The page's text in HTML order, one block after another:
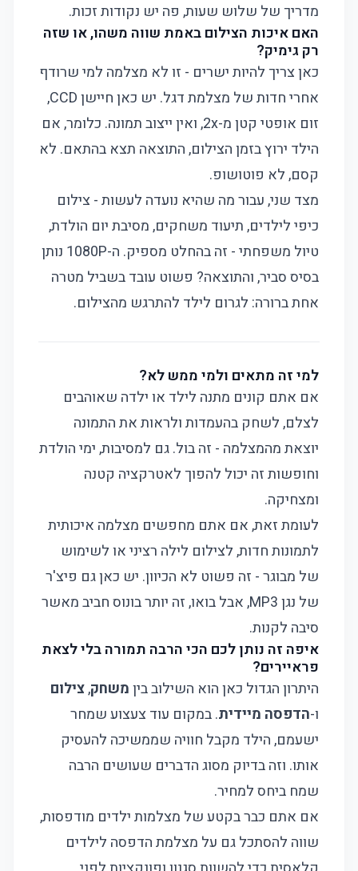
מדריך של שלוש שעות, פה יש נקודות זכות.
האם איכות הצילום באמת שווה משהו, או שזה
רק גימיק?
כאן צריך להיות ישרים - זו לא מצלמה למי שרודף
אחרי חדות של מצלמת דגל. יש כאן חיישן CCD,
זום אופטי קטן מ-2x, ואין ייצוב תמונה. כלומר, אם
הילד ירוץ בזמן הצילום, התוצאה תצא בהתאם. לא
קסם, לא פוטושופ.
מצד שני, עבור מה שהיא נועדה לעשות - צילום
כיפי לילדים, תיעוד משחקים, מסיבת יום הולדת,
טיול משפחתי - זה בהחלט מספיק. ה-1080P נותן
בסיס סביר, והתוצאה? פשוט עובד בשביל מטרה
אחת ברורה: לגרום לילד להתרגש מהצילום.
למי זה מתאים ולמי ממש לא?
אם אתם קונים מתנה לילד או ילדה שאוהבים
לצלם, לשחק בהעמדות ולראות את התמונה
יוצאת מהמצלמה - זה בול. גם למסיבות, ימי הולדת
וחופשות זה יכול להפוך לאטרקציה קטנה
ומצחיקה.
לעומת זאת, אם אתם מחפשים מצלמה איכותית
לתמונות חדות, לצילום לילה רציני או לשימוש
של מבוגר - זה פשוט לא הכיוון. יש כאן גם פיצ'ר
של נגן MP3, אבל בואו, זה יותר בונוס חביב מאשר
סיבה לקנות.
איפה זה נותן לכם הכי הרבה תמורה בלי לצאת
פראיירים?
היתרון הגדול כאן הוא השילוב ביןמשחק,צילום
ו-הדפסה מיידית. במקום עוד צעצוע שמחר
ישעמם, הילד מקבל חוויה שממשיכה להעסיק
אותו. וזה בדיוק מסוג הדברים שעושים הרבה
שמח ביחס למחיר.
אם אתם כבר בקטע של מצלמות ילדים מודפסות,
שווה להסתכל גם על מצלמת הדפסה לילדים